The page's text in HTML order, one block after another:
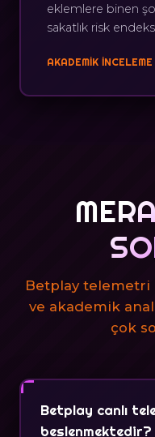
eklemlere binen
sakatlık risk
AKADEMIK İNCELEME
Betplay telemetri
ve akademik
çok
Betplay canlı
beslenmektedir?